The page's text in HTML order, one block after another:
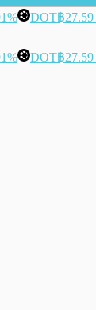
DOT฿27.59
DOT฿27.59